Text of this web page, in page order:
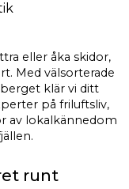
eller åka skidor,
Med välsorterade
klär vi ditt
på friluftsliv,
av lokalkännedom
runt